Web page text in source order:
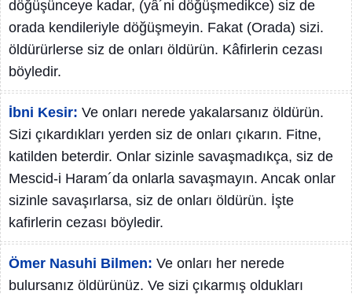
döğüşünceye kadar, (yâ´ni döğüşmedikce) siz de
orada kendileriyle döğüşmeyin. Fakat (Orada) sizi.
öldürürlerse siz de onları öldürün. Kâfirlerin cezası
böyledir.
İbni Kesir: Ve onları nerede yakalarsanız öldürün.
Sizi çıkardıkları yerden siz de onları çıkarın. Fitne,
katilden beterdir. Onlar sizinle savaşmadıkça, siz de
Mescid-i Haram´da onlarla savaşmayın. Ancak onlar
sizinle savaşırlarsa, siz de onları öldürün. İşte
kafirlerin cezası böyledir.
Ömer Nasuhi Bilmen: Ve onları her nerede
bulursanız öldürünüz. Ve sizi çıkarmış oldukları